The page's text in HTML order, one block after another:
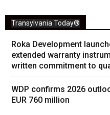
Transylvania Today®
Roka Development
extended warranty
written commitment to
WDP confirms 2026
EUR 760 million